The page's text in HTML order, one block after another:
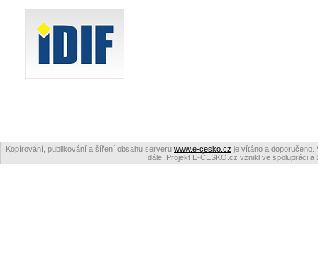
Kopírování, publikování a šíření obsahu serveru www.e-cesko.cz je vítáno a doporučeno.
dále. Projekt E-ČESKO.cz vznikl ve spolupráci